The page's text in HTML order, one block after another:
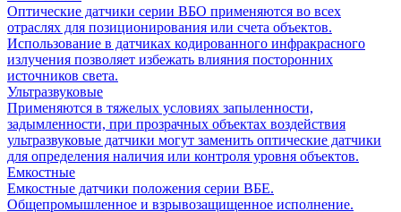
Оптические датчики серии ВБО применяются во всех
отраслях для позиционирования или счета объектов.
Использование в датчиках кодированного инфракрасного
излучения позволяет избежать влияния посторонних
источников света.
Ультразвуковые
Применяются в тяжелых условиях запыленности,
задымленности, при прозрачных объектах воздействия
ультразвуковые датчики могут заменить оптические датчики
для определения наличия или контроля уровня объектов.
Емкостные
Емкостные датчики положения серии ВБЕ.
Общепромышленное и взрывозащищенное исполнение.